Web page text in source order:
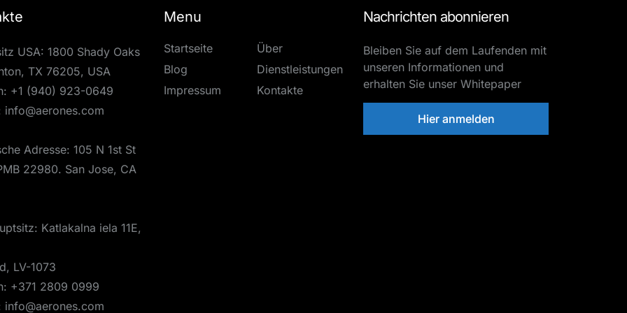
USA: 1800 Shady Oaks
TX 76205, USA
+1 (940) 923-0649
info@aerones.com
Adresse: 105 N 1st St
22980. San Jose, CA
Katlakalna iela 11E,
LV-1073
+371 2809 0999
info@aerones.com
Menu
Startseite
Über
Blog
Dienstleistungen
Impressum
Kontakte
Nachrichten abonnieren
Bleiben Sie auf dem Laufenden mit
unseren Informationen und
erhalten Sie unser Whitepaper
Hier anmelden